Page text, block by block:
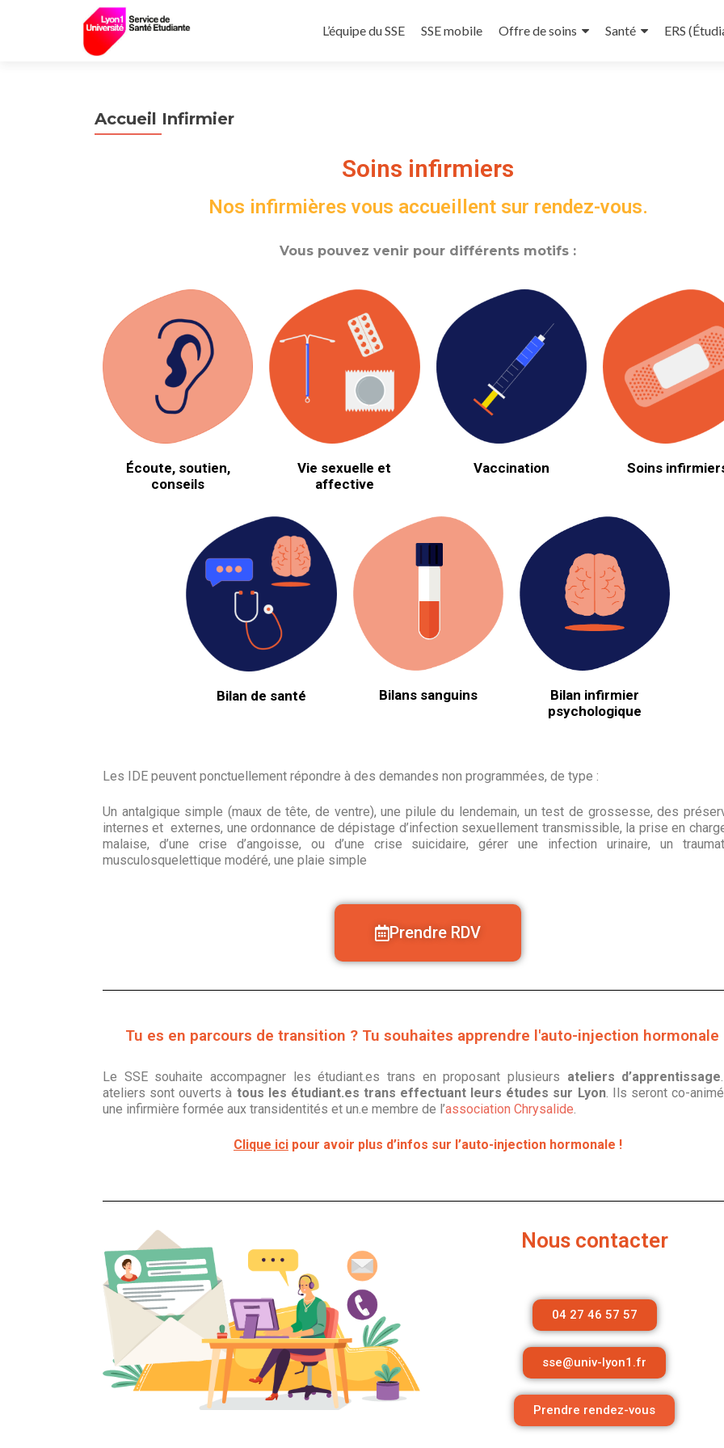
L’équipe du SSE SSE mobile Offre de soins Santé ERS
Accueil Infirmier
Soins infirmiers
Nos infirmières vous accueillent sur rendez-vous.
Vous pouvez venir pour différents motifs :
Écoute, soutien,
conseils
Vie sexuelle et
affective
Vaccination Soins
Bilan de santé Bilans sanguins
Bilan infirmier
psychologique
Les IDE peuvent ponctuellement répondre à des demandes non programmées, de type :
Un antalgique simple (maux de tête, de ventre), une pilule du lendemain, un test de grossesse, des
internes et externes, une ordonnance de dépistage d’infection sexuellement transmissible, la prise en
malaise, d’une crise d’angoisse, ou d’une crise suicidaire, gérer une infection urinaire, un
musculosquelettique modéré, une plaie simple
Prendre RDV
Tu es en parcours de transition ? Tu souhaites apprendre l'auto-injection hormonale
Le SSE souhaite accompagner les étudiant.es trans en proposant plusieurs ateliers d’apprentissage
ateliers sont ouverts à tous les étudiant.es trans effectuant leurs études sur Lyon. Ils seront co-
une infirmière formée aux transidentités et un.e membre de l’association Chrysalide.
Clique ici pour avoir plus d’infos sur l’auto-injection hormonale !
Nous contacter
04 27 46 57 57
sse@univ-lyon1.fr
Prendre rendez-vous